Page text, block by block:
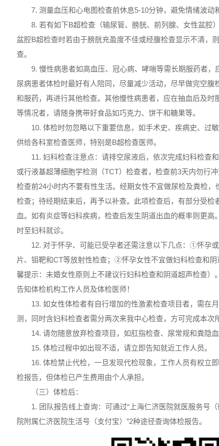
7. 测量血压和心电图检查前休息5-10分钟，避免情绪波动
8. 若有如下B超检查（输尿管、膀胱、前列腺、女性盆腔
盆腔B超检查时若由于膀胱充盈度不佳或经腹检查显示不清，
查。
9. 慢性病患者如高血压、冠心病、哮喘等需长期服药者，
尿病患者体检时最好有人陪同，尽量减少活动，尽早做完空腹
和服药，再进行其他检查。其他慢性病患者，应在抽血后及时
等情况者，请随身携带好食品如巧克力、饼干和糖果等。
10. 体检时勿忽略以下重要信息，如手术史、疾病史、过
供给各科室检查医师，特别是B超检查医师。
11. 妇科检查注意点：请排空尿液后，依次完成妇科检查
或行液基超薄细胞学检测（TCT）检查者，检查前3天内勿行
检查前24小时内不要有性生活。经期女性不宜做尿检及粪检，
检查；待经期结束后，再予以补查。此项检查后，有部分受检
血。如有炎症等妇科疾病，检查后发生阴道出血的概率则更高
时至妇科就诊。
12. 对于怀孕、可能已受孕者还需注意以下几点：①怀孕
片、钼靶和CT等放射性检查；②怀孕女性不宜做妇科检查和
馨提示：未婚女性原则上不建议行妇科检查和阴道超声检查）
告知体检机构工作人员及体检医师！
13. 如女性体检者有自行增加的性激素检查项目者，需在
测，同时含妇科检查者需分两次来我中心检查，方可完成本次
14. 请勿随意放弃检查项目，如肛指检查、尿常规和粪隐
15. 体检过程中如出现不适，请立即告知就近工作人员。
16. 体检禁止代检，一旦发现代检现象，工作人员有权立
检报告，但体检已产生费用由个人承担。
（三）体检后：
1. 团队报告线上查询：可通过“上海仁济医院就医服务号
院附属仁济医院生活号（支付宝）”2种途径查询体检报告。